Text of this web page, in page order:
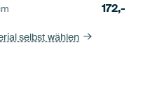
172,-
selbst wählen